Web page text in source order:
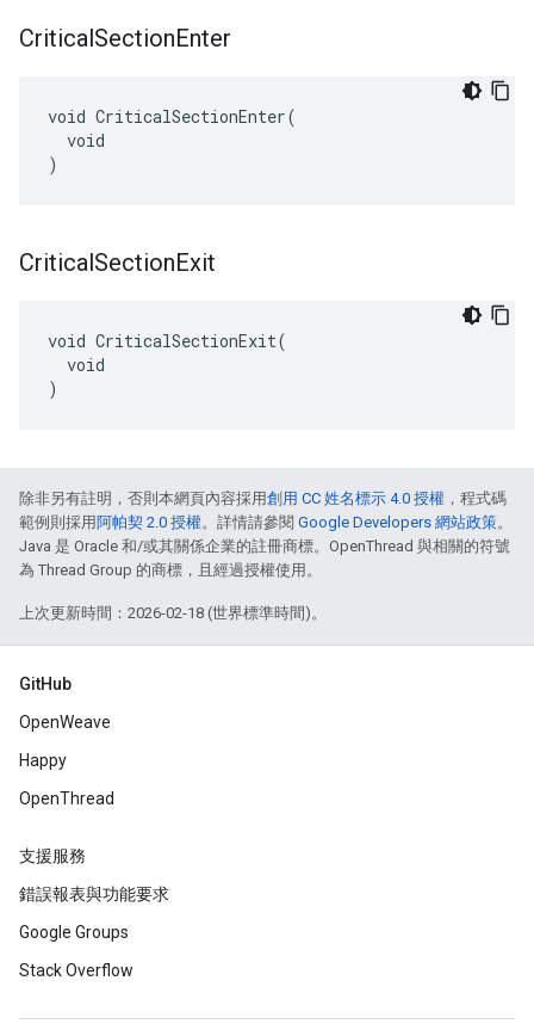
CriticalSectionEnter
void CriticalSectionEnter(
  void
)
CriticalSectionExit
void CriticalSectionExit(
  void
)
除非另有註明，否則本網頁內容採用創用 CC 姓名標示 4.0 授權 ，程式碼
範例則採用 阿帕契 2.0 授權。詳情請參閱 Google Developers 網站政策。
Java 是 Oracle 和/或其關係企業的註冊商標。OpenThread 與相關的符號
為 Thread Group 的商標，且經過授權使用。
上次更新時間：2026-02-18 (世界標準時間)。
GitHub
OpenWeave
Happy
OpenThread
支援服務
錯誤報表與功能要求
Google Groups
Stack Overflow